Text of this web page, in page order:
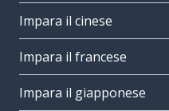
Impara il cinese
Impara il francese
Impara il giapponese